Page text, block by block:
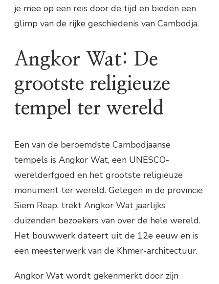
je mee op een reis door de tijd en bieden een
glimp van de rijke geschiedenis van Cambodja.
Angkor Wat: De
grootste religieuze
tempel ter wereld
Een van de beroemdste Cambodjaanse
tempels is Angkor Wat, een UNESCO-
werelderfgoed en het grootste religieuze
monument ter wereld. Gelegen in de provincie
Siem Reap, trekt Angkor Wat jaarlijks
duizenden bezoekers van over de hele wereld.
Het bouwwerk dateert uit de 12e eeuw en is
een meesterwerk van de Khmer-architectuur.
Angkor Wat wordt gekenmerkt door zijn